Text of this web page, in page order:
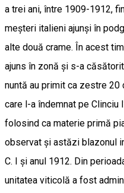
a trei ani, între 1909-1912,
meșteri italieni ajunși în
alte două crame. În acest
ajuns în zonă și s-a
nuntă au primit ca zestre 20
care l-a îndemnat pe Clinciu
folosind ca materie primă
observat și astăzi blazonul
C. I și anul 1912. Din
unitatea viticolă a fost